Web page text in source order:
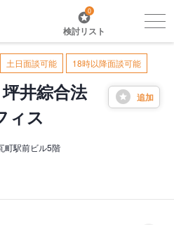
0
検討リスト
土日面談可能 18時以降面談可能
追加
井綜合法
ィス
町駅前ビル5階